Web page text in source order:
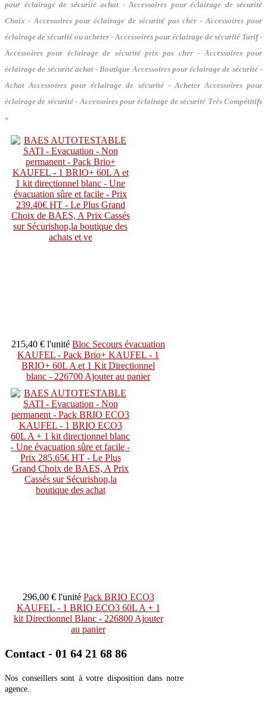
pour éclairage de sécurité achat - Accessoires pour éclairage de sécurité
Choix - Accessoires pour éclairage de sécurité pas cher - Accessoires pour
éclairage de sécurité ou acheter - Accessoires pour éclairage de sécurité Tarif -
Accessoires pour éclairage de sécurité prix pas cher - Accessoires pour
éclairage de sécurité achat - Boutique Accessoires pour éclairage de sécurité -
Achat Accessoires pour éclairage de sécurité - Acheter Accessoires pour
éclairage de sécurité - Accessoires pour éclairage de sécurité Très Compétitifs
»
215,40 € l'unité Bloc Secours évacuation
KAUFEL - Pack Brio+ KAUFEL - 1
BRIO+ 60L A et 1 Kit Directionnel
blanc - 226700Ajouter au panier
296,00 € l'unité Pack BRIO ECO3
KAUFEL - 1 BRIO ECO3 60L A + 1
kit Directionnel Blanc - 226800Ajouter
au panier
Contact - 01 64 21 68 86
Nos conseillers sont à votre disposition dans notre
agence.